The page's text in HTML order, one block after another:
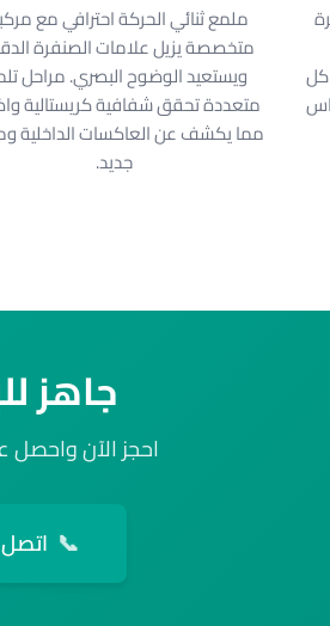
كل
ملمع ثنائي الحركة احترافي مع
متخصصة يزيل علامات الصنفرة
ويستعيد الوضوح البصري. مراحل
متعددة تحقق شفافية كريستالية
مما يكشف عن العاكسات الداخلية
جديد.
جاهز
احجز الآن
📞